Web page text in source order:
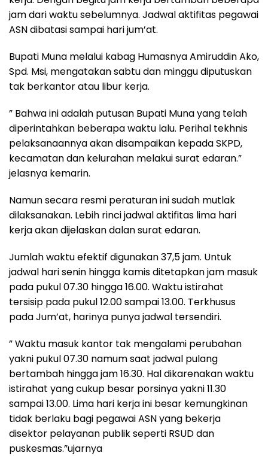
jam dari waktu sebelumnya. Jadwal aktifitas pegawai
ASN dibatasi sampai hari jum’at.
Bupati Muna melalui kabag Humasnya Amiruddin Ako,
Spd. Msi, mengatakan sabtu dan minggu diputuskan
tak berkantor atau libur kerja.
” Bahwa ini adalah putusan Bupati Muna yang telah
diperintahkan beberapa waktu lalu. Perihal tekhnis
pelaksanaannya akan disampaikan kepada SKPD,
kecamatan dan kelurahan melakui surat edaran.”
jelasnya kemarin.
Namun secara resmi peraturan ini sudah mutlak
dilaksanakan. Lebih rinci jadwal aktifitas lima hari
kerja akan dijelaskan dalan surat edaran.
Jumlah waktu efektif digunakan 37,5 jam. Untuk
jadwal hari senin hingga kamis ditetapkan jam masuk
pada pukul 07.30 hingga 16.00. Waktu istirahat
tersisip pada pukul 12.00 sampai 13.00. Terkhusus
pada Jum’at, harinya punya jadwal tersendiri.
” Waktu masuk kantor tak mengalami perubahan
yakni pukul 07.30 namum saat jadwal pulang
bertambah hingga jam 16.30. Hal dikarenakan waktu
istirahat yang cukup besar porsinya yakni 11.30
sampai 13.00. Lima hari kerja ini besar kemungkinan
tidak berlaku bagi pegawai ASN yang bekerja
disektor pelayanan publik seperti RSUD dan
puskesmas.”ujarnya